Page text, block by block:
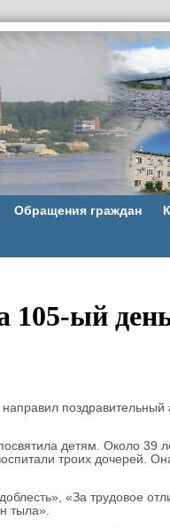
Обращения граждан
105-ый
поздравительный
детям. Около 39
троих дочерей.
«За трудовое
тыла».